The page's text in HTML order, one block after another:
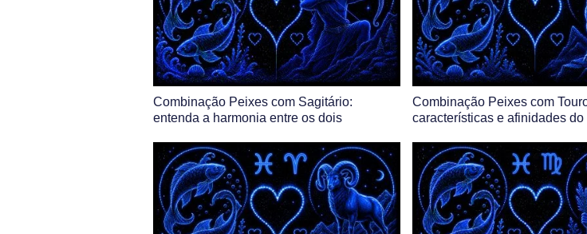
Combinação Peixes com Sagitário:
entenda a harmonia entre os dois
Combinação Peixes com
características e afinidades do